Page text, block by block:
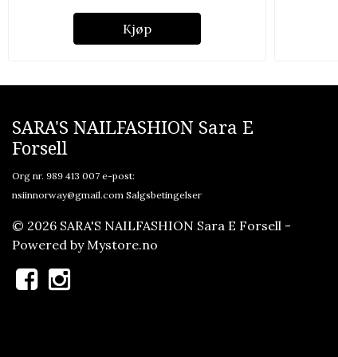
Kjøp
SARA'S NAILFASHION Sara E
Forsell
Org nr. 989 413 007 e-post:
nsiinnorway@gmail.com Salgsbetingelser
© 2026 SARA'S NAILFASHION Sara E Forsell -
Powered by Mystore.no